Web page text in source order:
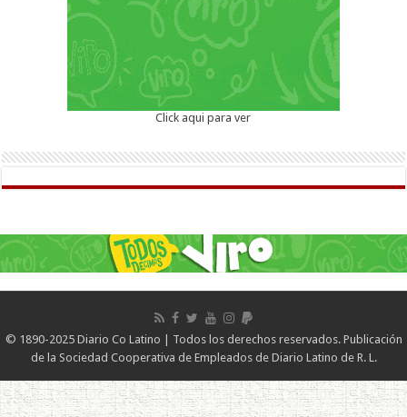
Click aqui para ver
© 1890-2025 Diario Co Latino | Todos los derechos reservados. Publicación
de la Sociedad Cooperativa de Empleados de Diario Latino de R. L.